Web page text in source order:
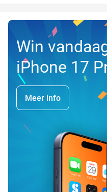
Win
iPhone 17
Meer info